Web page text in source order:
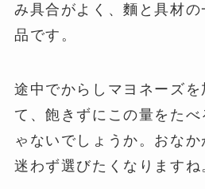
み具合がよく、麵と具材
品です。
途中でからしマヨネーズ
て、飽きずにこの量をた
ゃないでしょうか。おな
迷わず選びたくなりますね